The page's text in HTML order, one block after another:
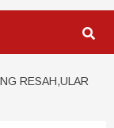
RESAH,ULAR